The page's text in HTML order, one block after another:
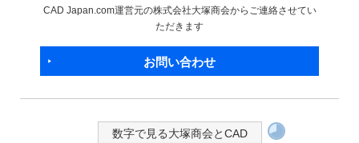
CAD Japan.com運営元の株式会社大塚商会からご連絡させてい
ただきます
お問い合わせ
数字で見る大塚商会とCAD